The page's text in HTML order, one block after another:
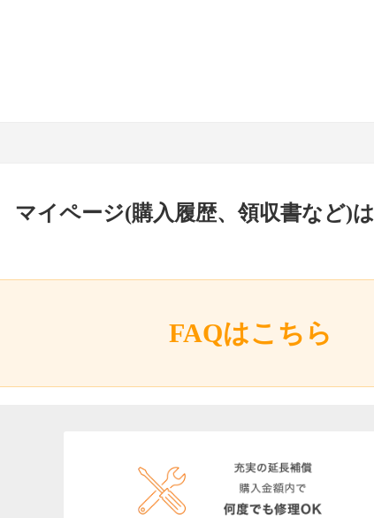
マイページ(購入履歴、領収書など)は
FAQはこちら